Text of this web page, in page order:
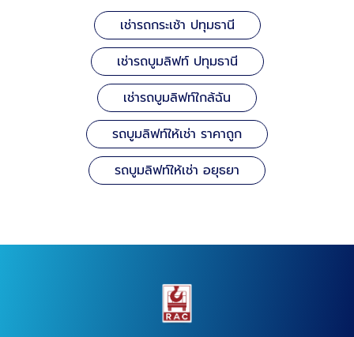
เช่ารถกระเช้า ปทุมธานี
เช่ารถบูมลิฟท์ ปทุมธานี
เช่ารถบูมลิฟท์ใกล้ฉัน
รถบูมลิฟท์ให้เช่า ราคาถูก
รถบูมลิฟท์ให้เช่า อยุธยา